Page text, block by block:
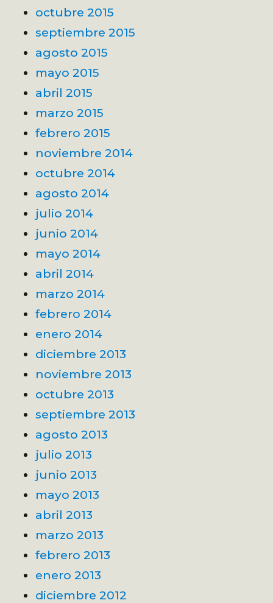
octubre 2015
septiembre 2015
agosto 2015
mayo 2015
abril 2015
marzo 2015
febrero 2015
noviembre 2014
octubre 2014
agosto 2014
julio 2014
junio 2014
mayo 2014
abril 2014
marzo 2014
febrero 2014
enero 2014
diciembre 2013
noviembre 2013
octubre 2013
septiembre 2013
agosto 2013
julio 2013
junio 2013
mayo 2013
abril 2013
marzo 2013
febrero 2013
enero 2013
diciembre 2012